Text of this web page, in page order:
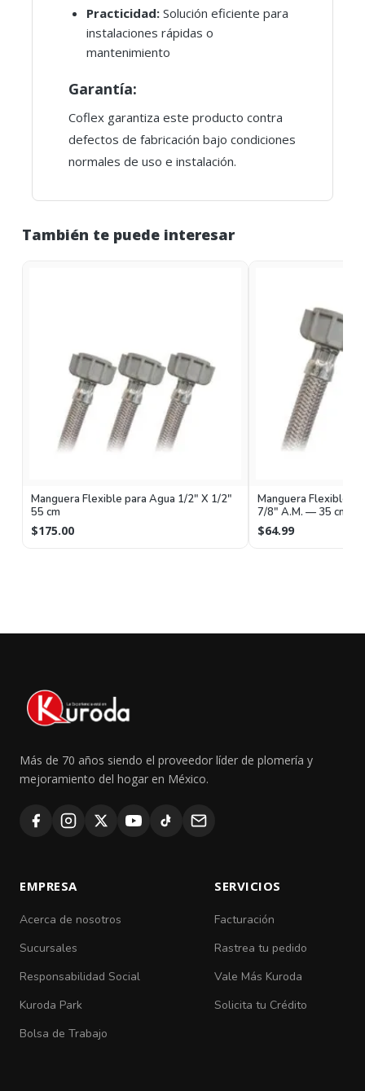
Practicidad: Solución eficiente para
instalaciones rápidas o
mantenimiento
Garantía:
Coflex garantiza este producto contra
defectos de fabricación bajo condiciones
normales de uso e instalación.
También te puede interesar
Manguera Flexible para Agua 1/2" X 1/2"
55 cm
$175.00
Manguera Flexible
7/8" A.M. — 35 cm
$64.99
Más de 70 años siendo el proveedor líder de plomería y
mejoramiento del hogar en México.
EMPRESA
Acerca de nosotros
Sucursales
Responsabilidad Social
Kuroda Park
Bolsa de Trabajo
SERVICIOS
Facturación
Rastrea tu pedido
Vale Más Kuroda
Solicita tu Crédito